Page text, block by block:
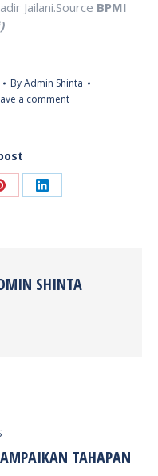
Jailani.Source BPMI
ByAdmin Shinta
a comment
Share
SHINTA
TAHAPAN